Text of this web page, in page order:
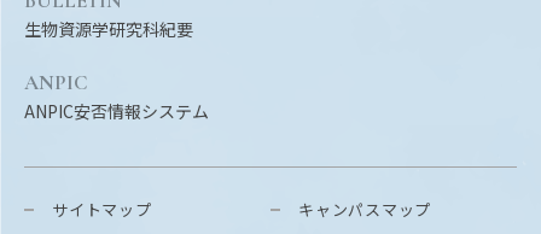
サイトマップ
キャンパスマップ
生物資源学研究科紀要
ANPIC
ANPIC安否情報システム